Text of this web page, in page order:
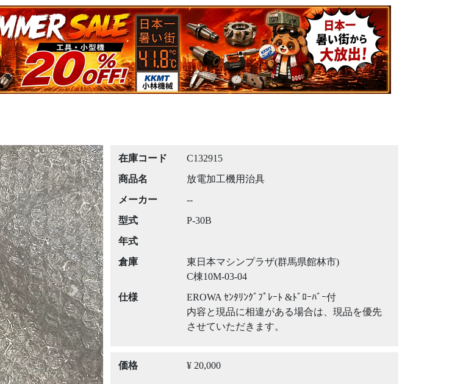
Next
在庫コード
C132915
商品名
放電加工機用治具
メーカー
--
型式
P-30B
年式
倉庫
東日本マシンプラザ(群馬県館林市)
C棟10M-03-04
仕様
EROWA ｾﾝﾀﾘﾝｸﾞﾌﾟﾚｰﾄ &ﾄﾞﾛｰﾊﾞｰ付
内容と現品に相違がある場合は、現品を優先
させていただきます。
価格 ¥ 20,000